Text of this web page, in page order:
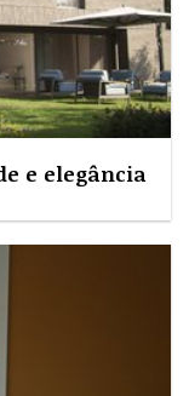
e elegância